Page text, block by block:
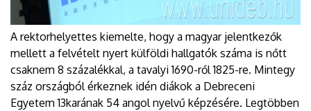
A rektorhelyettes kiemelte, hogy a magyar jelentkezők
mellett a felvételt nyert külföldi hallgatók száma is nőtt
csaknem 8 százalékkal, a tavalyi 1690-ről 1825-re. Mintegy
száz országból érkeznek idén diákok a Debreceni
Egyetem 13karának 54 angol nyelvű képzésére. Legtöbben